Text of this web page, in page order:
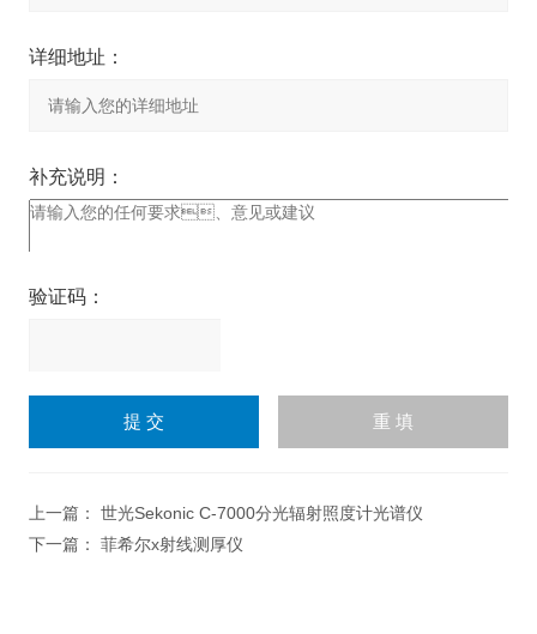
详细地址：
补充说明：
验证码：
上一篇： 世光Sekonic C-7000分光辐射照度计光谱仪
下一篇： 菲希尔x射线测厚仪